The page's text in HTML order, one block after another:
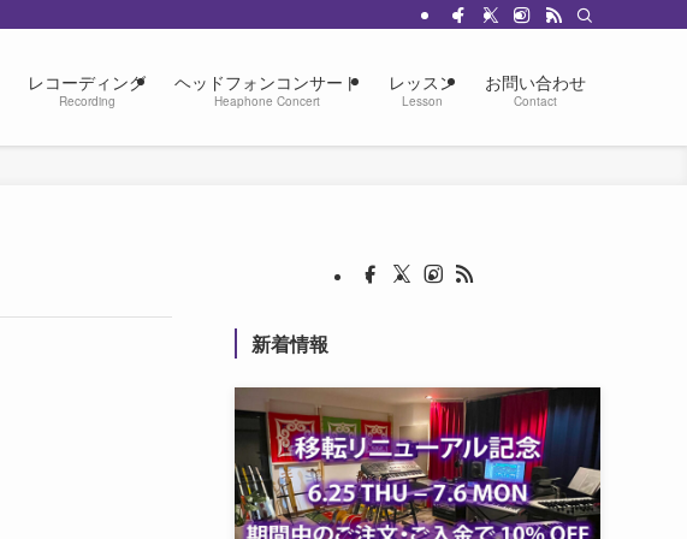
レコーディング
Recording
ヘッドフォンコンサート
Heaphone Concert
レッスン
Lesson
お問い合わせ
Contact
新着情報